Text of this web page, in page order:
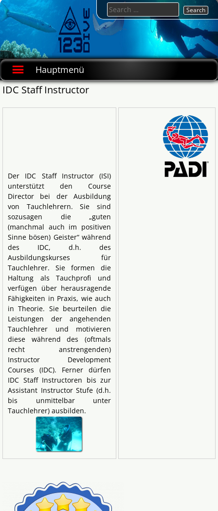
Skip
to
content
123DIVE.de
deutsche
Tauchschule
in HurghadaHauptmenü
Search
for:
IDC Staff Instructor
Der IDC Staff Instructor (ISI)
unterstützt den Course
Director bei der Ausbildung
von Tauchlehrern. Sie sind
sozusagen die „guten
(manchmal auch im positiven
Sinne bösen) Geister“ während
des IDC, d.h. des
Ausbildungskurses für
Tauchlehrer. Sie formen die
Haltung als Tauchprofi und
verfügen über herausragende
Fähigkeiten in Praxis, wie auch
in Theorie. Sie beurteilen die
Leistungen der angehenden
Tauchlehrer und motivieren
diese während des (oftmals
recht anstrengenden)
Instructor Development
Courses (IDC). Ferner dürfen
IDC Staff Instructoren bis zur
Assistant Instructor Stufe (d.h.
bis unmittelbar unter
Tauchlehrer) ausbilden.